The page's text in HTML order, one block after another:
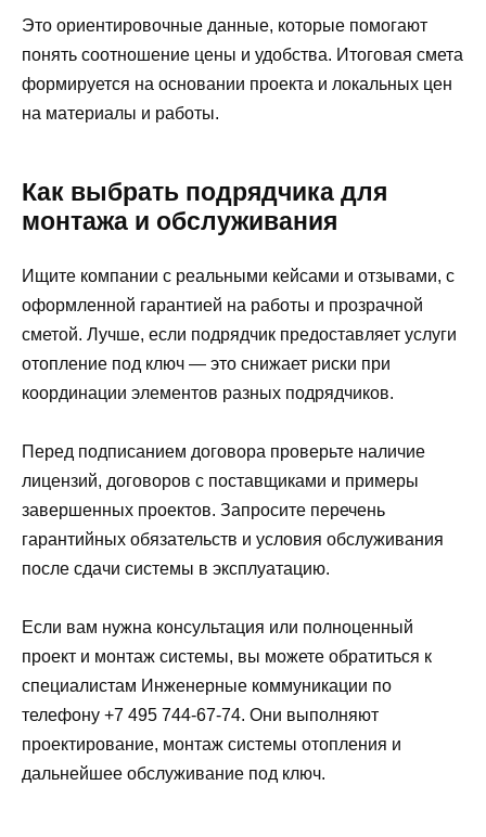
Это ориентировочные данные, которые помогают
понять соотношение цены и удобства. Итоговая смета
формируется на основании проекта и локальных цен
на материалы и работы.
Как выбрать подрядчика для
монтажа и обслуживания
Ищите компании с реальными кейсами и отзывами, с
оформленной гарантией на работы и прозрачной
сметой. Лучше, если подрядчик предоставляет услуги
отопление под ключ — это снижает риски при
координации элементов разных подрядчиков.
Перед подписанием договора проверьте наличие
лицензий, договоров с поставщиками и примеры
завершенных проектов. Запросите перечень
гарантийных обязательств и условия обслуживания
после сдачи системы в эксплуатацию.
Если вам нужна консультация или полноценный
проект и монтаж системы, вы можете обратиться к
специалистам Инженерные коммуникации по
телефону +7 495 744-67-74. Они выполняют
проектирование, монтаж системы отопления и
дальнейшее обслуживание под ключ.